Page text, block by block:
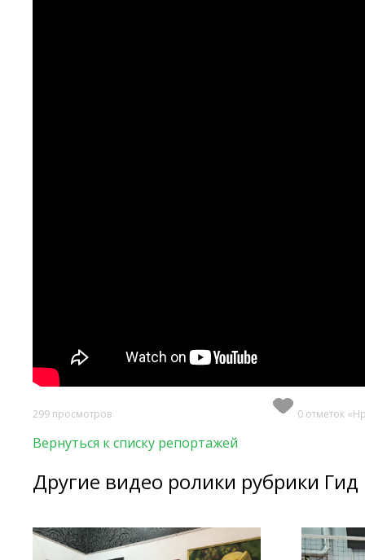
299 просмотров 0 отметок
Вернуться к списку репортажей
Другие видео ролики рубрики